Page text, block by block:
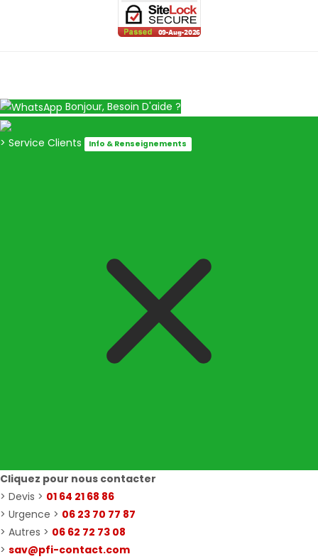
Bonjour, Besoin D'aide ?
> Service Clients Info & Renseignements
Cliquez pour nous contacter
> Devis > 01 64 21 68 86
> Urgence > 06 23 70 77 87
> Autres > 06 62 72 73 08
> sav@pfi-contact.com